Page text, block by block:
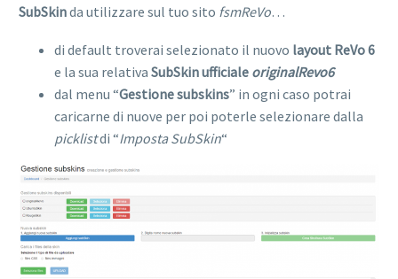
SubSkinda utilizzare sul tuo sito fsmReVo…
di default troverai selezionato il nuovo layout ReVo 6
e la sua relativa SubSkin ufficiale originalRevo6
dal menu “Gestionesubskins” in ogni caso potrai
caricarne di nuove per poi poterle selezionare dalla
picklistdi “Imposta SubSkin“